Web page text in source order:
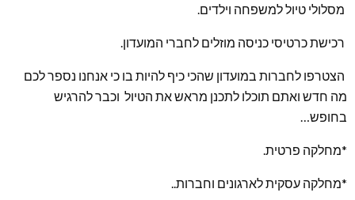
מסלולי טיול למשפחה וילדים.
רכישת כרטיסי כניסה מוזלים לחברי המועדון.
הצטרפו לחברות במועדון שהכי כיף להיות בו כי אנחנו נספר לכם
מה חדש ואתם תוכלו לתכנן מראש את הטיול וכבר להרגיש
בחופש…
*מחלקה פרטית.
*מחלקה עסקית לארגונים וחברות..